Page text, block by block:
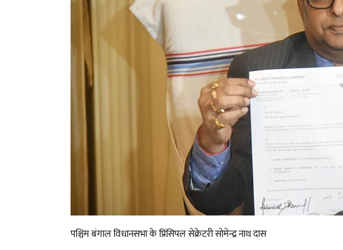
पश्चिम बंगाल विधानसभा के प्रिंसिपल सेक्रेटरी सोमेन्द्र नाथ दास